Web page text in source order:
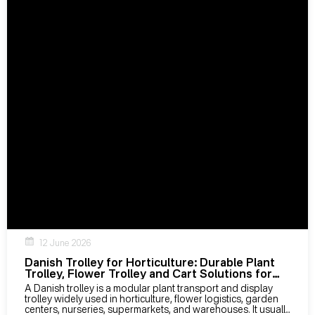
12 June 2026
Danish Trolley for Horticulture: Durable Plant
Trolley, Flower Trolley and Cart Solutions for
B2B Buyers
A Danish trolley is a modular plant transport and display
trolley widely used in horticulture, flower logistics, garden
centers, nurseries, supermarkets, and warehouses. It usually